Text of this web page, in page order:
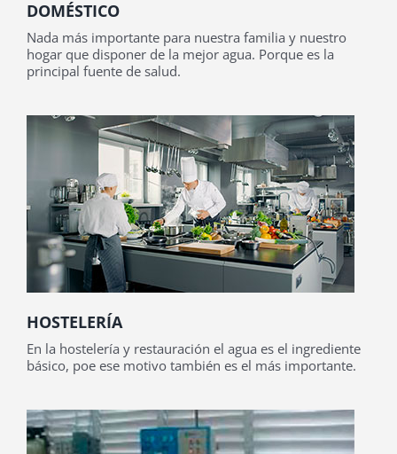
DOMÉSTICO
Nada más importante para nuestra familia y nuestro
hogar que disponer de la mejor agua. Porque es la
principal fuente de salud.
HOSTELERÍA
En la hostelería y restauración el agua es el ingrediente
básico, poe ese motivo también es el más importante.